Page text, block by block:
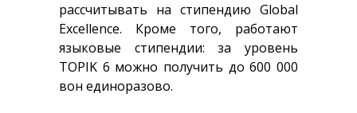
рассчитывать на стипендию Global
Excellence. Кроме того, работают
языковые стипендии: за уровень
TOPIK 6 можно получить до 600 000
вон единоразово.